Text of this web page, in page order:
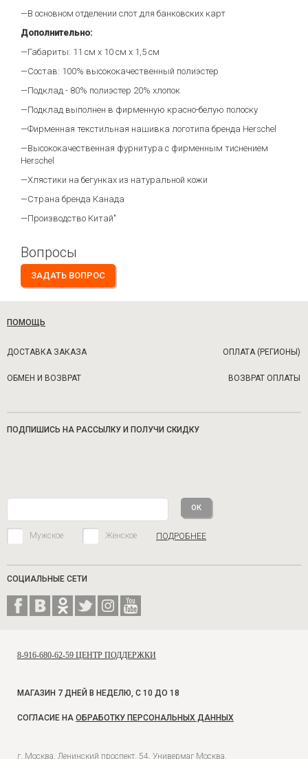
—В основном отделении слот для банковских карт
Дополнительно:
—Габариты: 11 см х 10 см х 1,5 см
—Состав: 100% высококачественный полиэстер
—Подклад - 80% полиэстер 20% хлопок
—Подклад выполнен в фирменную красно-белую полоску
—Фирменная текстильная нашивка логотипа бренда Herschel
—Высококачественная фурнитура с фирменным тиснением
Herschel
—Хлястики на бегунках из натуральной кожи
—Страна бренда Канада
—Производство Китай"
Вопросы
ЗАДАТЬ ВОПРОС
ПОМОЩЬ
ДОСТАВКА ЗАКАЗА ОПЛАТА (РЕГИОНЫ)
ОБМЕН И ВОЗВРАТ ВОЗВРАТ ОПЛАТЫ
ПОДПИШИСЬ НА РАССЫЛКУ И ПОЛУЧИ СКИДКУ
Мужское Женское ПОДРОБНЕЕ
СОЦИАЛЬНЫЕ СЕТИ
8-916-680-62-59 ЦЕНТР ПОДДЕРЖКИ
МАГАЗИН 7 ДНЕЙ В НЕДЕЛЮ, С 10 ДО 18
СОГЛАСИЕ НА ОБРАБОТКУ ПЕРСОНАЛЬНЫХ ДАННЫХ
г. Москва, Ленинский проспект, 54, Универмаг Москва,